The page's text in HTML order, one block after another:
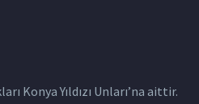
Konya Yıldızı Unları’na aittir.